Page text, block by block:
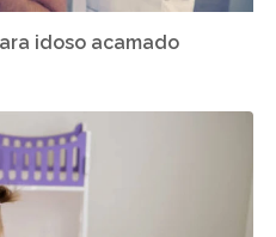
idoso acamado